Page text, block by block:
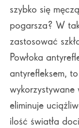
szybko się
pogarsza? W
zastosować
Powłoka
antyrefleksem,
eliminuje
ilość światła